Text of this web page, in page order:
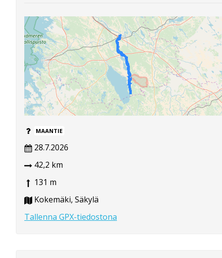
MAANTIE
28.7.2026
42,2 km
131 m
Kokemäki, Säkylä
Tallenna GPX-tiedostona